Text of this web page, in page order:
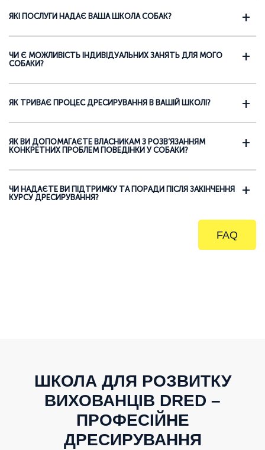
ЯКІ ПОСЛУГИ НАДАЄ ВАША ШКОЛА СОБАК?
ЧИ Є МОЖЛИВІСТЬ ІНДИВІДУАЛЬНИХ ЗАНЯТЬ ДЛЯ МОГО
СОБАКИ?
ЯК ТРИВАЄ ПРОЦЕС ДРЕСИРУВАННЯ В ВАШІЙ ШКОЛІ?
ЯК ВИ ДОПОМАГАЄТЕ ВЛАСНИКАМ З РОЗВ’ЯЗАННЯМ
КОНКРЕТНИХ ПРОБЛЕМ ПОВЕДІНКИ У СОБАКИ?
ЧИ НАДАЄТЕ ВИ ПІДТРИМКУ ТА ПОРАДИ ПІСЛЯ ЗАКІНЧЕННЯ
КУРСУ ДРЕСИРУВАННЯ?
FAQ
ШКОЛА ДЛЯ РОЗВИТКУ
ВИХОВАНЦІВ DRED –
ПРОФЕСІЙНЕ
ДРЕСИРУВАННЯ